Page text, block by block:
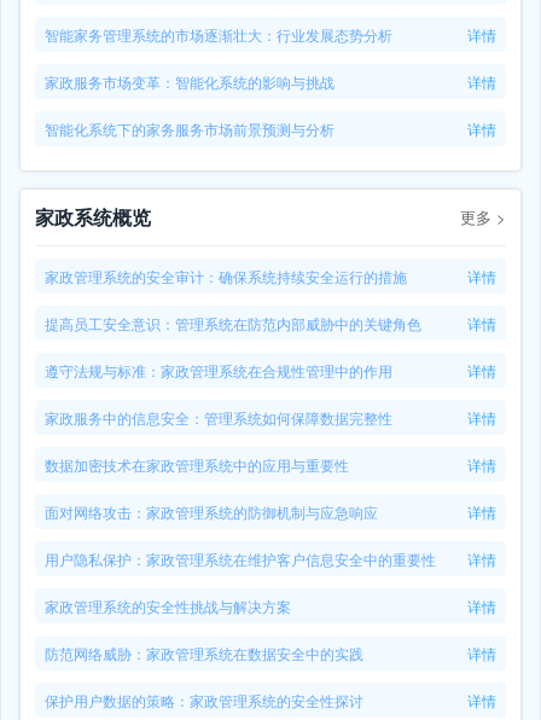
智能家务管理系统的市场逐渐壮大：行业发展态势分析 详情
家政服务市场变革：智能化系统的影响与挑战 详情
智能化系统下的家务服务市场前景预测与分析 详情
家政系统概览 更多 >
家政管理系统的安全审计：确保系统持续安全运行的措施 详情
提高员工安全意识：管理系统在防范内部威胁中的关键角色 详情
遵守法规与标准：家政管理系统在合规性管理中的作用 详情
家政服务中的信息安全：管理系统如何保障数据完整性 详情
数据加密技术在家政管理系统中的应用与重要性 详情
面对网络攻击：家政管理系统的防御机制与应急响应 详情
用户隐私保护：家政管理系统在维护客户信息安全中的重要性 详情
家政管理系统的安全性挑战与解决方案 详情
防范网络威胁：家政管理系统在数据安全中的实践 详情
保护用户数据的策略：家政管理系统的安全性探讨 详情